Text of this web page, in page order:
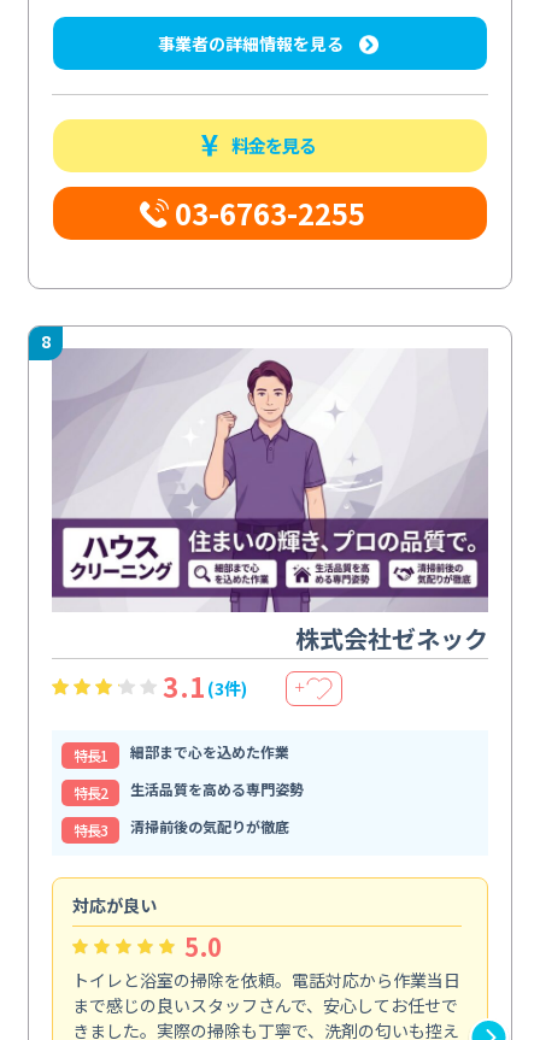
事業者の詳細情報を見る
料金を見る
03-6763-2255
8
株式会社ゼネック
3.1 (3件) ＋
特⻑1
細部まで心を込めた作業
特⻑2
生活品質を高める専門姿勢
特⻑3
清掃前後の気配りが徹底
対応が良い
5.0
トイレと浴室の掃除を依頼。電話対応から作業当日
まで感じの良いスタッフさんで、安心してお任せで
きました。実際の掃除も丁寧で、洗剤の匂いも控え